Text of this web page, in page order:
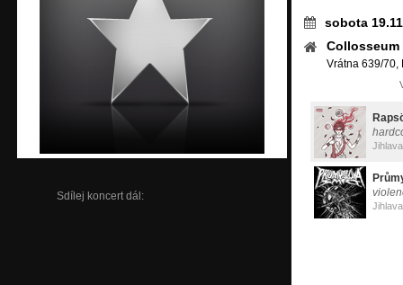
Sdílej koncert dál:
sobota
Collosseum
Vrátna 639/70,
Jihlava
Jihlava